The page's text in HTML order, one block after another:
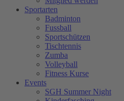
Sportarten
Badminton
Fussball
Sportschützen
Tischtennis
Zumba
Volleyball
Fitness Kurse
Events
SGH Summer Night